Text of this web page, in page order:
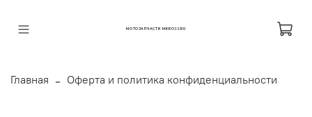
МОТОЗАПЧАСТИ MKROSS.RU
Главная Оферта и политика конфиденциальности